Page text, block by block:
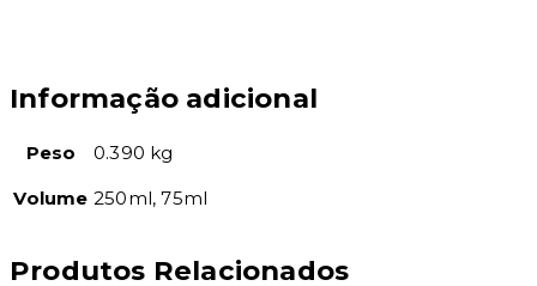
Informação adicional
Peso
0.390 kg
Volume 250ml, 75ml
Produtos Relacionados